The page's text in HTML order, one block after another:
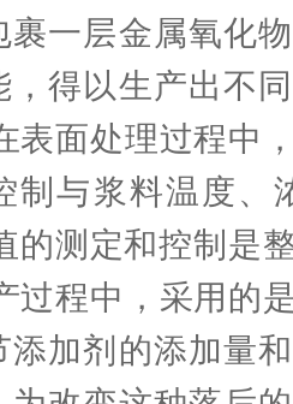
裹一层金属氧化
，得以生产出不
表面处理过程中
制与浆料温度、
的测定和控制是
过程中，采用的
添加剂的添加量